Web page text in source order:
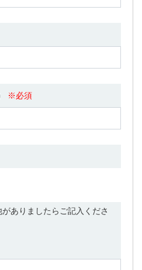
※必須
ありましたらご記入くださ